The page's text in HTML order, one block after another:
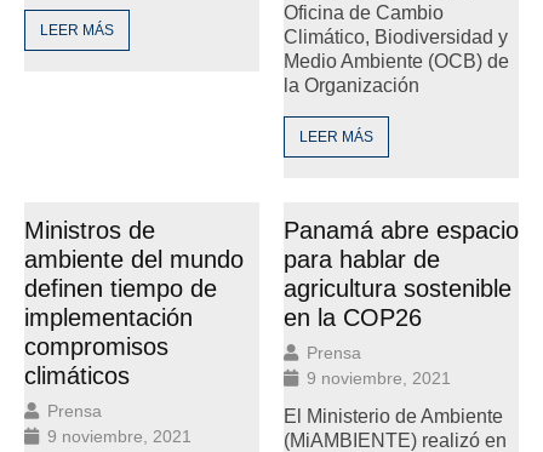
LEER MÁS
Oficina de Cambio
Climático, Biodiversidad y
Medio Ambiente (OCB) de
la Organización
LEER MÁS
Ministros de
ambiente del mundo
definen tiempo de
implementación
compromisos
climáticos
Prensa
9 noviembre, 2021
Panamá abre espacio
para hablar de
agricultura sostenible
en la COP26
Prensa
9 noviembre, 2021
El Ministerio de Ambiente
(MiAMBIENTE) realizó en